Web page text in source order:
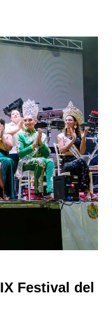
Festival del